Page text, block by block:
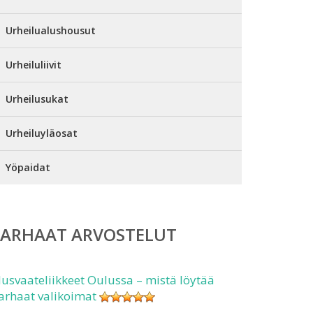
Urheilualushousut
Urheiluliivit
Urheilusukat
Urheiluyläosat
Yöpaidat
ARVOSTELUT
Oulussa – mistä löytää
valikoimat